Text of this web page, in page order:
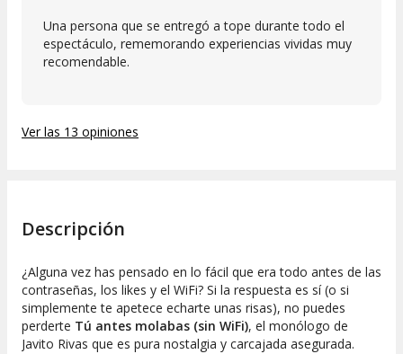
Una persona que se entregó a tope durante todo el
espectáculo, rememorando experiencias vividas muy
recomendable.
Ver las 13 opiniones
Descripción
¿Alguna vez has pensado en lo fácil que era todo antes de las
contraseñas, los likes y el WiFi? Si la respuesta es sí (o si
simplemente te apetece echarte unas risas), no puedes
perderte Tú antes molabas (sin WiFi), el monólogo de
Javito Rivas que es pura nostalgia y carcajada asegurada.